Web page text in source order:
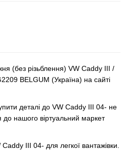
(без різьблення) VW Caddy III /
BELGUM (Україна) на сайті
деталі до VW Caddy III 04- не
до нашого віртуальний маркет
III 04- для легкої вантажівки.